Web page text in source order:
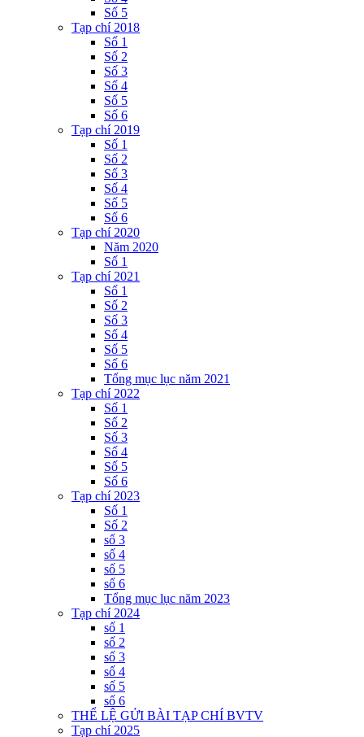
Số 5
Tạp chí 2018
Số 1
Số 2
Số 3
Số 4
Số 5
Số 6
Tạp chí 2019
Số 1
Số 2
Số 3
Số 4
Số 5
Số 6
Tạp chí 2020
Năm 2020
Số 1
Tạp chí 2021
Số 1
Số 2
Số 3
Số 4
Số 5
Số 6
Tổng mục lục năm 2021
Tạp chí 2022
Số 1
Số 2
Số 3
Số 4
Số 5
Số 6
Tạp chí 2023
Số 1
Số 2
số 3
số 4
số 5
số 6
Tổng mục lục năm 2023
Tạp chí 2024
số 1
số 2
số 3
số 4
số 5
số 6
THỂ LỆ GỬI BÀI TẠP CHÍ BVTV
Tạp chí 2025